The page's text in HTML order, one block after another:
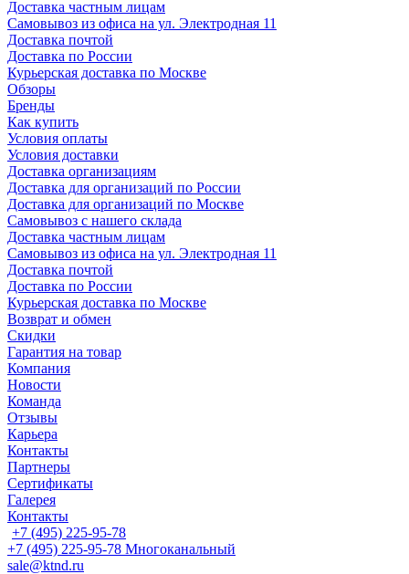
Доставка частным лицам
Самовывоз из офиса на ул. Электродная 11
Доставка почтой
Доставка по России
Курьерская доставка по Москве
Обзоры
Бренды
Как купить
Условия оплаты
Условия доставки
Доставка организациям
Доставка для организаций по России
Доставка для организаций по Москве
Самовывоз с нашего склада
Доставка частным лицам
Самовывоз из офиса на ул. Электродная 11
Доставка почтой
Доставка по России
Курьерская доставка по Москве
Возврат и обмен
Скидки
Гарантия на товар
Компания
Новости
Команда
Отзывы
Карьера
Контакты
Партнеры
Сертификаты
Галерея
Контакты
+7 (495) 225-95-78
+7 (495) 225-95-78 Многоканальный
sale@ktnd.ru